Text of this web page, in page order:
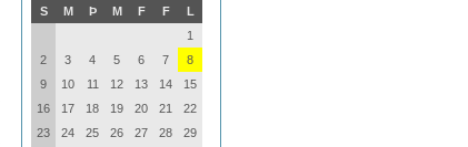
S M Þ M F F
L
1
2
3 4 5 6 7
8
9
10 11 12 13 14
15
16
17 18 19 20 21
22
23
24 25 26 27 28
29